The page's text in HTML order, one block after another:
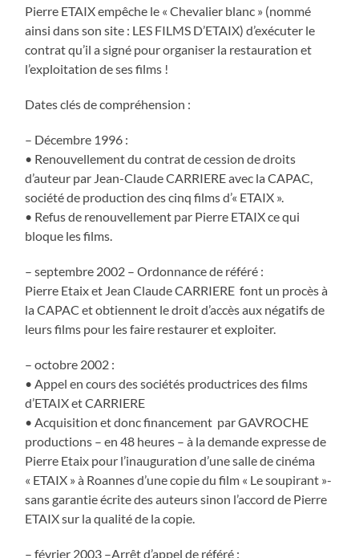
Pierre ETAIX empêche le « Chevalier blanc » (nommé
ainsi dans son site : LES FILMS D’ETAIX) d’exécuter le
contrat qu’il a signé pour organiser la restauration et
l’exploitation de ses films !
Dates clés de compréhension :
– Décembre 1996 :
• Renouvellement du contrat de cession de droits
d’auteur par Jean-Claude CARRIERE avec la CAPAC,
société de production des cinq films d’« ETAIX ».
• Refus de renouvellement par Pierre ETAIX ce qui
bloque les films.
– septembre 2002 – Ordonnance de référé :
Pierre Etaix et Jean Claude CARRIERE font un procès à
la CAPAC et obtiennent le droit d’accès aux négatifs de
leurs films pour les faire restaurer et exploiter.
– octobre 2002 :
• Appel en cours des sociétés productrices des films
d’ETAIX et CARRIERE
• Acquisition et donc financement par GAVROCHE
productions – en 48 heures – à la demande expresse de
Pierre Etaix pour l’inauguration d’une salle de cinéma
« ETAIX » à Roannes d’une copie du film « Le soupirant »-
sans garantie écrite des auteurs sinon l’accord de Pierre
ETAIX sur la qualité de la copie.
– février 2003 –Arrêt d’appel de référé :